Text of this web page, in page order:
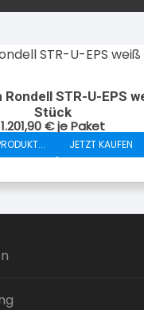
STR-U-EPS
Stück
1.201,90€je Paket
JETZT KAUFEN